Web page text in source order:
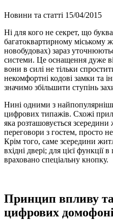
Новини та статті 15/04/2015
Ні для кого не секрет, що
багатоквартирному міському
новобудовах) зараз
системи. Це оснащення дуже
вони в силі не тільки
некомфортні кодові замки та
значимо збільшити ступінь
Нині одними з
цифрових типажів. Схожі
яка розташовується
переговори з гостем, просто
Крім того, саме зсередини
вхідні двері; для цієї
враховано спеціальну кнопку.
Принцип впливу та
цифрових